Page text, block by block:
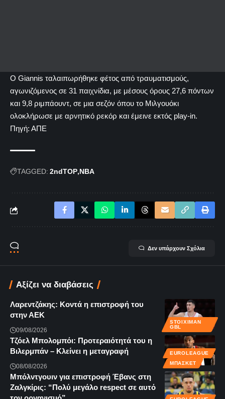
Ο Giannis ταλαιπωρήθηκε φέτος από τραυματισμούς,
αγωνιζόμενος σε 31 παιχνίδια, με μέσους όρους 27,6 πόντων
και 9,8 ριμπάουντ, σε μια σεζόν όπου το Μιλγουόκι
ολοκλήρωσε με αρνητικό ρεκόρ και έμεινε εκτός play-in.
Πηγή: ΑΠΕ
TAGGED: 2ndTOP NBA
Δεν υπάρχουν Σχόλια
Αξίζει να διαβάσεις
STOIXIMAN
GBL
Λαρεντζάκης: Κοντά η επιστροφή του
στην ΑΕΚ
09/08/2026
EUROLEAGUE
ΜΠΆΣΚΕΤ
Τζόελ Μπολομπόι: Προτεραιότητά του η
Βιλερμπάν – Κλείνει η μεταγραφή
08/08/2026
Μπόλντγουιν για επιστροφή Έβανς στη
Ζαλγκίρις: “Πολύ μεγάλο respect σε αυτό